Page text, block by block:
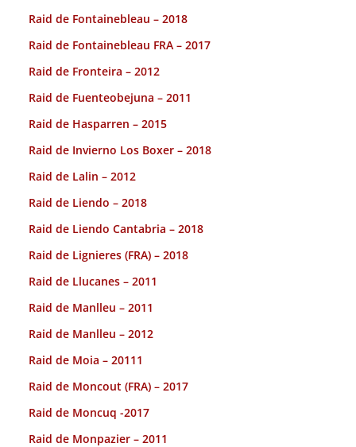
Raid de Fontainebleau – 2018
Raid de Fontainebleau FRA – 2017
Raid de Fronteira – 2012
Raid de Fuenteobejuna – 2011
Raid de Hasparren – 2015
Raid de Invierno Los Boxer – 2018
Raid de Lalin – 2012
Raid de Liendo – 2018
Raid de Liendo Cantabria – 2018
Raid de Lignieres (FRA) – 2018
Raid de Llucanes – 2011
Raid de Manlleu – 2011
Raid de Manlleu – 2012
Raid de Moia – 20111
Raid de Moncout (FRA) – 2017
Raid de Moncuq -2017
Raid de Monpazier – 2011